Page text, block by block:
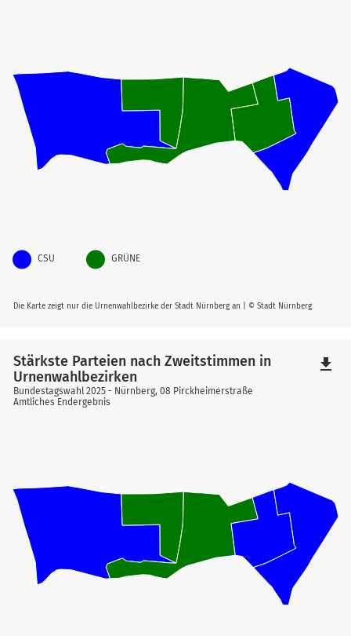
Die Karte zeigt nur die Urnenwahlbezirke der Stadt Nürnberg an | © Stadt Nürnberg
CSU GRÜNE
Stärkste Parteien nach Zweitstimmen in
Urnenwahlbezirken
Bundestagswahl 2025 - Nürnberg, 08 Pirckheimerstraße
Amtliches Endergebnis
file_download